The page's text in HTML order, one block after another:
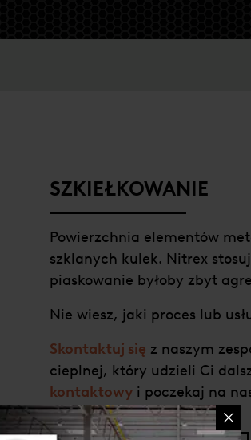
SZKIEŁKOWANIE
Powierzchnia elementów
szklanych kulek. Nitrex
piaskowanie byłoby zbyt
Nie wiesz, jaki proces lub
Skontaktuj się z naszym
cieplnej, który udzieli Ci
kontaktowy i poczekaj na